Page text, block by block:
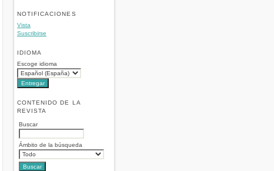
NOTIFICACIONES
Vista
Suscribirse
IDIOMA
Escoge idioma
CONTENIDO DE LA
REVISTA
Buscar
Ámbito de la búsqueda